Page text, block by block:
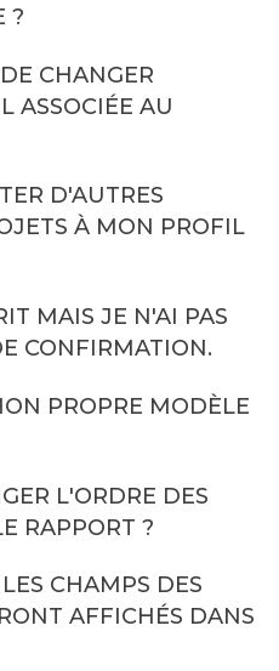
?
CHANGER
ASSOCIÉE AU
D'AUTRES
À MON PROFIL
MAIS JE N'AI PAS
CONFIRMATION.
PROPRE MODÈLE
L'ORDRE DES
RAPPORT ?
CHAMPS DES
AFFICHÉS DANS